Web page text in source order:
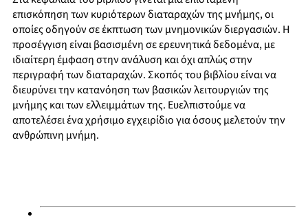
επισκόπηση των κυριότερων διαταραχών της μνήμης, οι
οποίες οδηγούν σε έκπτωση των μνημονικών διεργασιών. Η
προσέγγιση είναι βασισμένη σε ερευνητικά δεδομένα, με
ιδιαίτερη έμφαση στην ανάλυση και όχι απλώς στην
περιγραφή των διαταραχών. Σκοπός του βιβλίου είναι να
διευρύνει την κατανόηση των βασικών λειτουργιών της
μνήμης και των ελλειμμάτων της. Ευελπιστούμε να
αποτελέσει ένα χρήσιμο εγχειρίδιο για όσους μελετούν την
ανθρώπινη μνήμη.